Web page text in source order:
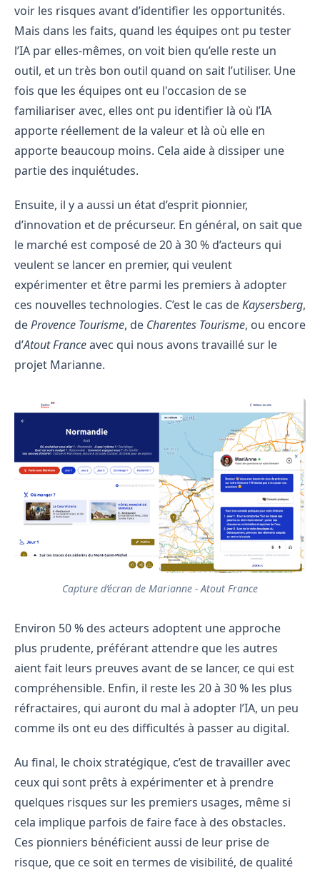
voir les risques avant d’identifier les opportunités.
Mais dans les faits, quand les équipes ont pu tester
l’IA par elles-mêmes, on voit bien qu’elle reste un
outil, et un très bon outil quand on sait l’utiliser. Une
fois que les équipes ont eu l'occasion de se
familiariser avec, elles ont pu identifier là où l’IA
apporte réellement de la valeur et là où elle en
apporte beaucoup moins. Cela aide à dissiper une
partie des inquiétudes.
Ensuite, il y a aussi un état d’esprit pionnier,
d’innovation et de précurseur. En général, on sait que
le marché est composé de 20 à 30 % d’acteurs qui
veulent se lancer en premier, qui veulent
expérimenter et être parmi les premiers à adopter
ces nouvelles technologies. C’est le cas deKaysersberg,
deProvence Tourisme, de Charentes Tourisme, ou encore
d’Atout Franceavec qui nous avons travaillé sur le
projet Marianne.
Capture d’écran de Marianne - Atout France
Environ 50 % des acteurs adoptent une approche
plus prudente, préférant attendre que les autres
aient fait leurs preuves avant de se lancer, ce qui est
compréhensible. Enfin, il reste les 20 à 30 % les plus
réfractaires, qui auront du mal à adopter l’IA, un peu
comme ils ont eu des difficultés à passer au digital.
Au final, le choix stratégique, c’est de travailler avec
ceux qui sont prêts à expérimenter et à prendre
quelques risques sur les premiers usages, même si
cela implique parfois de faire face à des obstacles.
Ces pionniers bénéficient aussi de leur prise de
risque, que ce soit en termes de visibilité, de qualité